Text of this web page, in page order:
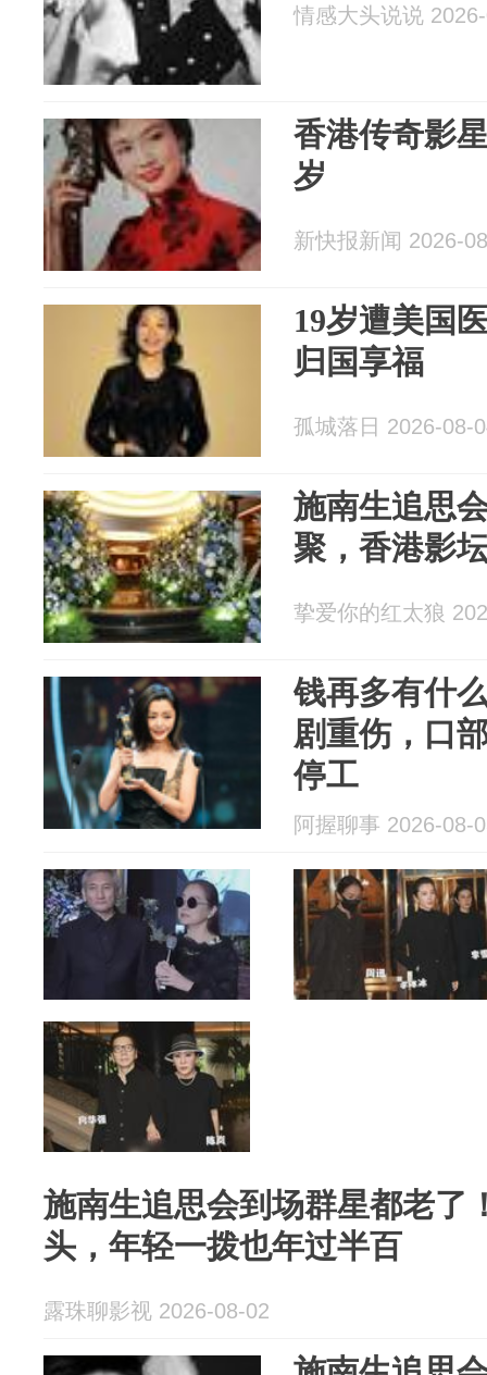
情感大头说说
香港传奇影
岁
新快报新闻 2026-
19岁遭美国
归国享福
孤城落日 2026-08-
施南生追思
聚，香港影
挚爱你的红太狼
钱再多有什
剧重伤，口
停工
阿握聊事 2026-08-
施南生追思会到场群星都老了
头，年轻一拨也年过半百
露珠聊影视 2026-08-02